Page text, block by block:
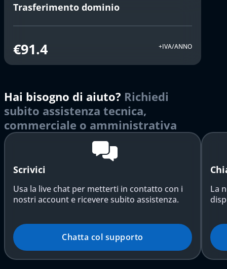
Trasferimento dominio
€91.4 +IVA/ANNO
Hai bisogno di aiuto? Richiedi
subito assistenza tecnica,
commerciale o amministrativa
Scrivici
Usa la live chat per metterti in contatto con i
nostri account e ricevere subito assistenza.
Chatta col supporto
La